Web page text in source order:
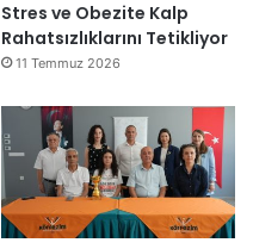
Stres ve Obezite Kalp
Rahatsızlıklarını Tetikliyor
11 Temmuz 2026